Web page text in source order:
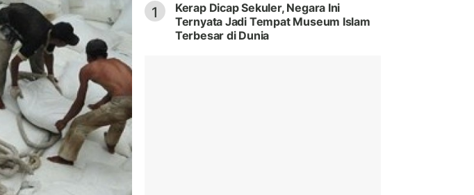
1
Kerap Dicap Sekuler, Negara Ini
Ternyata Jadi Tempat Museum Islam
Terbesar di Dunia